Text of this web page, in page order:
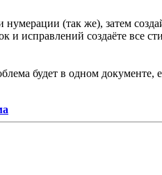
(так же), затем
и исправлений создаёте
будет в одном